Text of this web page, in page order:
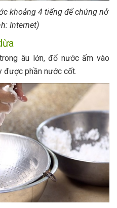
khoảng 4 tiếng để chúng nở
Internet)
âu lớn, đổ nước ấm vào
được phần nước cốt.